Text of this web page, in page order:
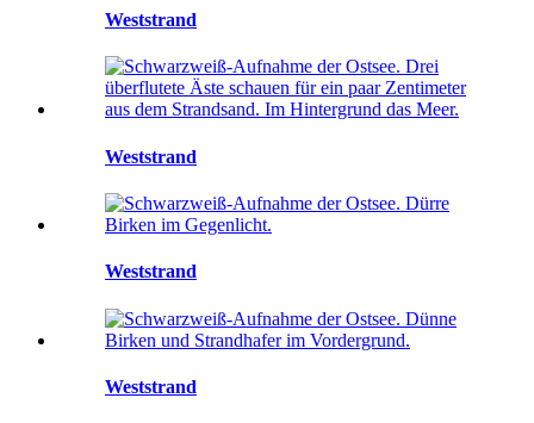
Weststrand
Weststrand
Weststrand
Weststrand